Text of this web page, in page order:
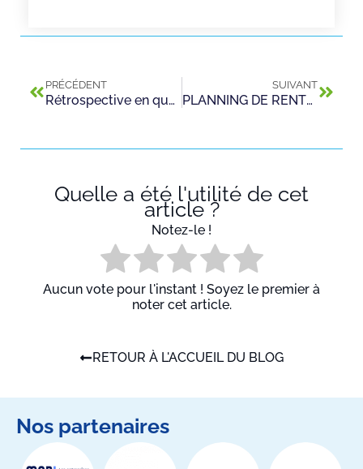
PRÉCÉDENT
Rétrospective en quelques images des Journées Portes Ouvertes des samedis 27 janvier et 17 mars 2018 au CFA Andrieu
SUIVANT
PLANNING DE RENTRÉE 2018 – 2019
Quelle a été l'utilité de cet
article ?
Notez-le !
Aucun vote pour l'instant ! Soyez le premier à
noter cet article.
RETOUR À L'ACCUEIL DU BLOG
Nos partenaires